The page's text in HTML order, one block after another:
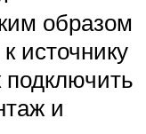
образом
источнику
подключить
и